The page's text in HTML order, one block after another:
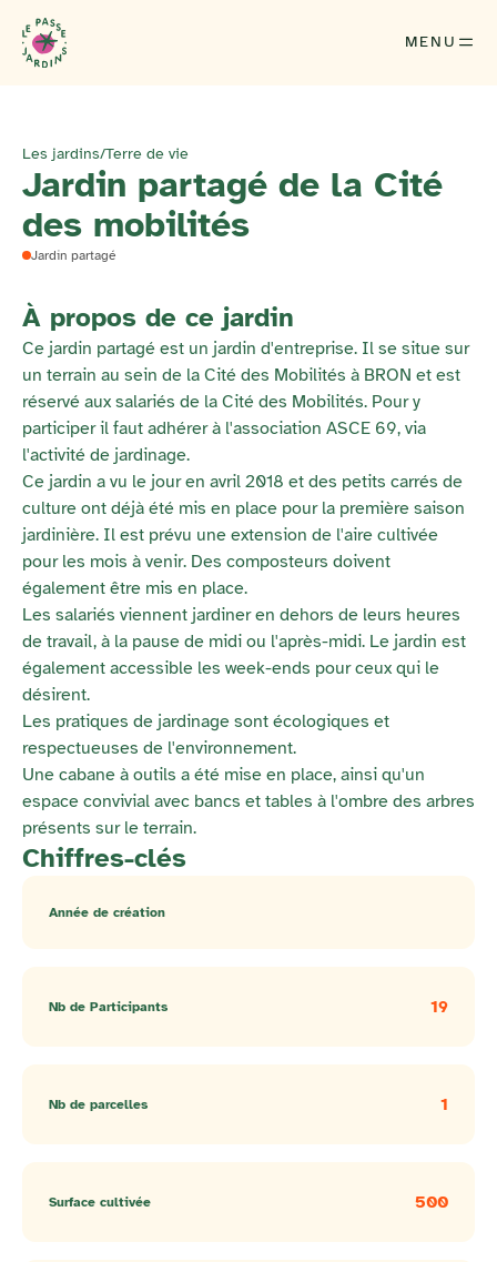
MENU
Les jardins/Terre de vie
Jardin partagé de la Cité
des mobilités
Jardin partagé
À propos de ce jardin
Ce jardin partagé est un jardin d'entreprise. Il se situe sur
un terrain au sein de la Cité des Mobilités à BRON et est
réservé aux salariés de la Cité des Mobilités. Pour y
participer il faut adhérer à l'association ASCE 69, via
l'activité de jardinage.
Ce jardin a vu le jour en avril 2018 et des petits carrés de
culture ont déjà été mis en place pour la première saison
jardinière. Il est prévu une extension de l'aire cultivée
pour les mois à venir. Des composteurs doivent
également être mis en place.
Les salariés viennent jardiner en dehors de leurs heures
de travail, à la pause de midi ou l'après-midi. Le jardin est
également accessible les week-ends pour ceux qui le
désirent.
Les pratiques de jardinage sont écologiques et
respectueuses de l'environnement.
Une cabane à outils a été mise en place, ainsi qu'un
espace convivial avec bancs et tables à l'ombre des arbres
présents sur le terrain.
Chiffres-clés
Année de création
Nb de Participants 19
Nb de parcelles 1
Surface cultivée 500